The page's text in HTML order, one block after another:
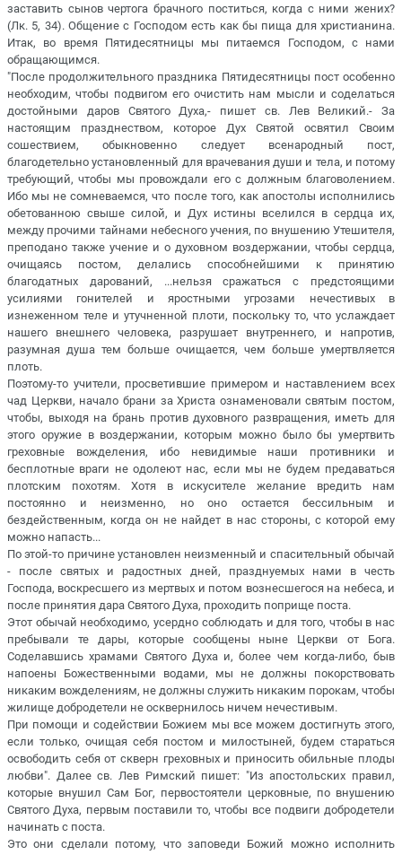
заставить сынов чертога брачного поститься, когда с ними жених?
(Лк. 5, 34). Общение с Господом есть как бы пища для христианина.
Итак, во время Пятидесятницы мы питаемся Господом, с нами
обращающимся.
"После продолжительного праздника Пятидесятницы пост особенно
необходим, чтобы подвигом его очистить нам мысли и соделаться
достойными даров Святого Духа,- пишет св. Лев Великий.- За
настоящим празднеством, которое Дух Святой освятил Своим
сошествием, обыкновенно следует всенародный пост,
благодетельно установленный для врачевания души и тела, и потому
требующий, чтобы мы провождали его с должным благоволением.
Ибо мы не сомневаемся, что после того, как апостолы исполнились
обетованною свыше силой, и Дух истины вселился в сердца их,
между прочими тайнами небесного учения, по внушению Утешителя,
преподано также учение и о духовном воздержании, чтобы сердца,
очищаясь постом, делались способнейшими к принятию
благодатных дарований, ...нельзя сражаться с предстоящими
усилиями гонителей и яростными угрозами нечестивых в
изнеженном теле и утучненной плоти, поскольку то, что услаждает
нашего внешнего человека, разрушает внутреннего, и напротив,
разумная душа тем больше очищается, чем больше умертвляется
плоть.
Поэтому-то учители, просветившие примером и наставлением всех
чад Церкви, начало брани за Христа ознаменовали святым постом,
чтобы, выходя на брань против духовного развращения, иметь для
этого оружие в воздержании, которым можно было бы умертвить
греховные вожделения, ибо невидимые наши противники и
бесплотные враги не одолеют нас, если мы не будем предаваться
плотским похотям. Хотя в искусителе желание вредить нам
постоянно и неизменно, но оно остается бессильным и
бездейственным, когда он не найдет в нас стороны, с которой ему
можно напасть...
По этой-то причине установлен неизменный и спасительный обычай
- после святых и радостных дней, празднуемых нами в честь
Господа, воскресшего из мертвых и потом вознесшегося на небеса, и
после принятия дара Святого Духа, проходить поприще поста.
Этот обычай необходимо, усердно соблюдать и для того, чтобы в нас
пребывали те дары, которые сообщены ныне Церкви от Бога.
Соделавшись храмами Святого Духа и, более чем когда-либо, быв
напоены Божественными водами, мы не должны покорствовать
никаким вожделениям, не должны служить никаким порокам, чтобы
жилище добродетели не осквернилось ничем нечестивым.
При помощи и содействии Божием мы все можем достигнуть этого,
если только, очищая себя постом и милостыней, будем стараться
освободить себя от скверн греховных и приносить обильные плоды
любви". Далее св. Лев Римский пишет: "Из апостольских правил,
которые внушил Сам Бог, первостоятели церковные, по внушению
Святого Духа, первым поставили то, чтобы все подвиги добродетели
начинать с поста.
Это они сделали потому, что заповеди Божий можно исполнить